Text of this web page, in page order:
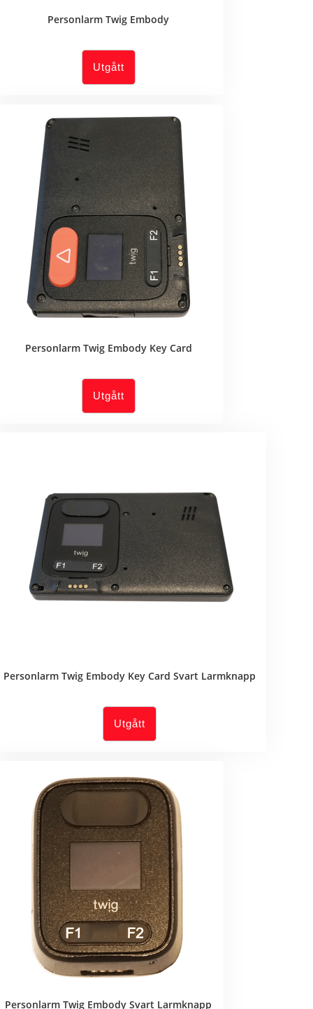
Personlarm Twig Embody
Utgått
Personlarm Twig Embody Key Card
Utgått
Personlarm Twig Embody Key Card Svart Larmknapp
Utgått
Personlarm Twig Embody Svart Larmknapp